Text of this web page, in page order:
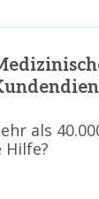
als
Hilfe?